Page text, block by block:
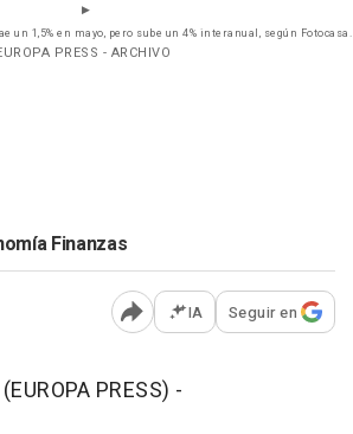
un 1,5% en mayo, pero sube un 4% interanual, según Fotocasa.
PRESS - ARCHIVO
Finanzas
Abrir opciones para
IA Seguir en
PRESS) -